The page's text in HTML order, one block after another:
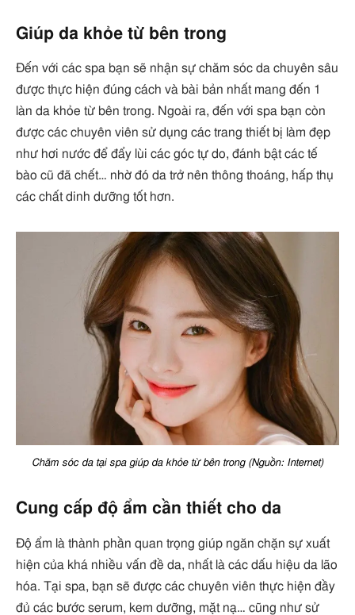
Giúp da khỏe từ bên trong
Đến với các spa bạn sẽ nhận sự chăm sóc da chuyên sâu
được thực hiện đúng cách và bài bản nhất mang đến 1
làn da khỏe từ bên trong. Ngoài ra, đến với spa bạn còn
được các chuyên viên sử dụng các trang thiết bị làm đẹp
như hơi nước để đẩy lùi các góc tự do, đánh bật các tế
bào cũ đã chết… nhờ đó da trở nên thông thoáng, hấp thụ
các chất dinh dưỡng tốt hơn.
Chăm sóc da tại spa giúp da khỏe từ bên trong (Nguồn: Internet)
Cung cấp độ ẩm cần thiết cho da
Độ ẩm là thành phần quan trọng giúp ngăn chặn sự xuất
hiện của khá nhiều vấn đề da, nhất là các dấu hiệu da lão
hóa. Tại spa, bạn sẽ được các chuyên viên thực hiện đầy
đủ các bước serum, kem dưỡng, mặt nạ… cũng như sử